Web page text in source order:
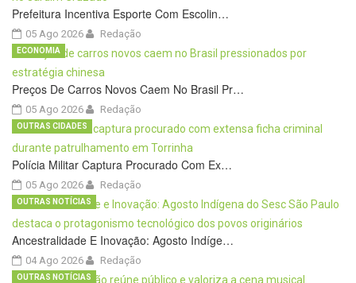
Prefeitura Incentiva Esporte Com Escolin…
05 Ago 2026 Redação
Preços De Carros Novos Caem No Brasil Pr…
05 Ago 2026
ECONOMIA
Redação
Polícia Militar Captura Procurado Com Ex…
05 Ago 2026
OUTRAS CIDADES
Redação
Ancestralidade E Inovação: Agosto Indíge…
04 Ago 2026
OUTRAS NOTÍCIAS
Redação
OUTRAS NOTÍCIAS